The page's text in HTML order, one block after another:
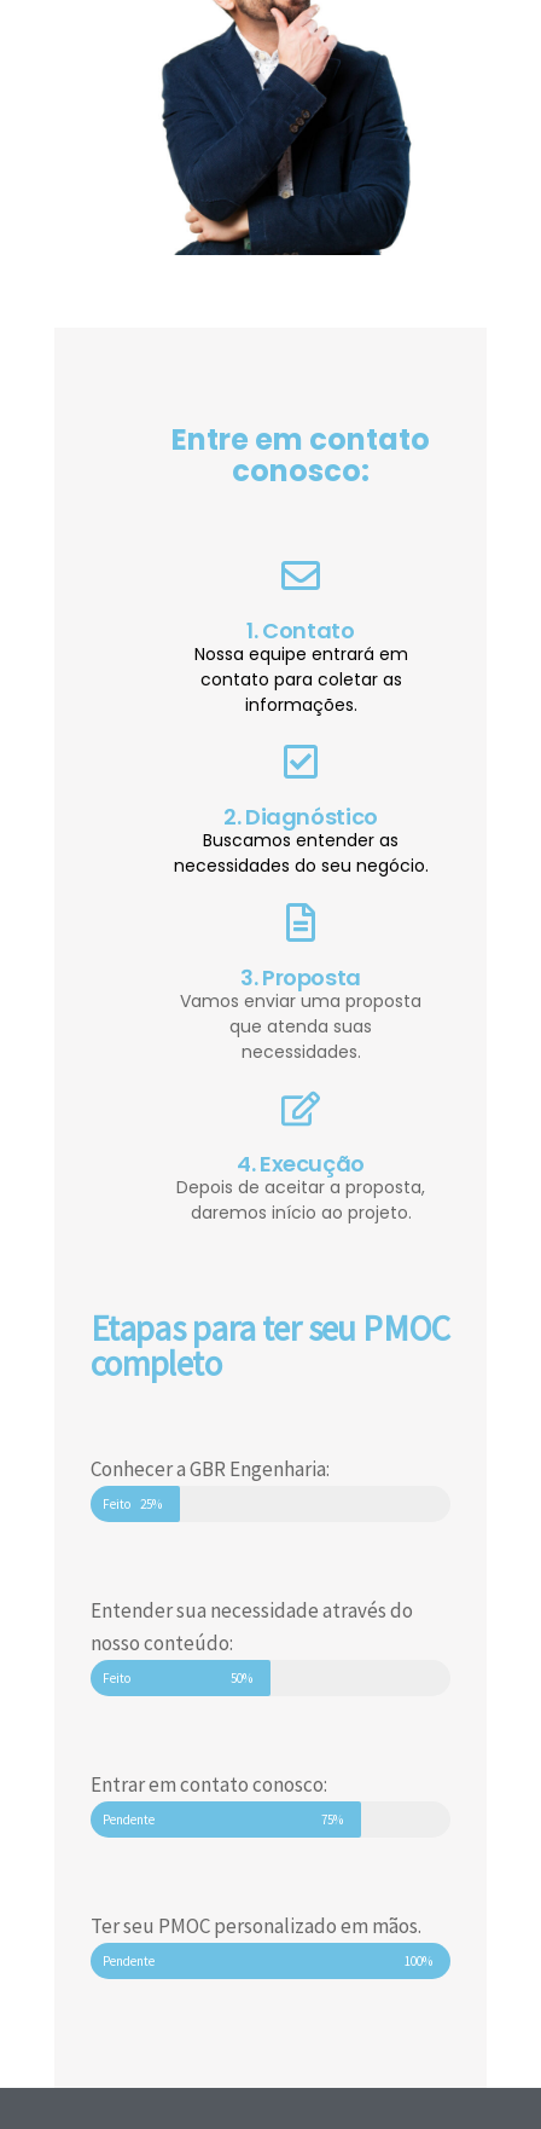
Entre em contato
conosco:
1. Contato
Nossa equipe entrará em
contato para coletar as
informações.
2. Diagnóstico
Buscamos entender as
necessidades do seu negócio.
3. Proposta
Vamos enviar uma proposta
que atenda suas
necessidades.
4. Execução
Depois de aceitar a proposta,
daremos início ao projeto.
Etapas para ter seu PMOC
completo
Conhecer a GBR Engenharia:
Feito 25%
Entender sua necessidade através do
nosso conteúdo:
Feito 50%
Entrar em contato conosco:
Pendente 75%
Ter seu PMOC personalizado em mãos.
Pendente 100%